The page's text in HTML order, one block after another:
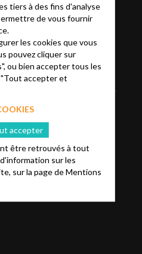
Vous souhaitez
notre mailing
Envoyez nous vos
coordonnées, pour recevoir
notre Agapê trimestriel:
NOUS CONTACTER
tiers à des fins d'analyse
de vous fournir
les cookies que vous
pouvez cliquer sur
ou bien accepter tous les
accepter et
accepter
être retrouvés à tout
sur les
sur la page deMentions